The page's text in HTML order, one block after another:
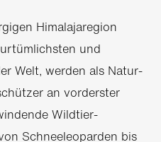
Himalaja­region
und
Welt, werden als Natur­
an vorderster
Wildtier­
Schnee­leoparden bis